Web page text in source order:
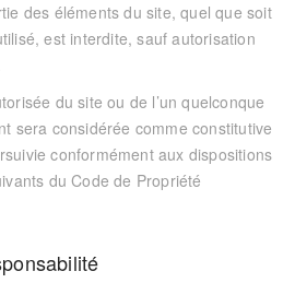
des éléments du site, quel que soit
est interdite, sauf autorisation
du site ou de l’un quelconque
sera considérée comme constitutive
conformément aux dispositions
du Code de Propriété